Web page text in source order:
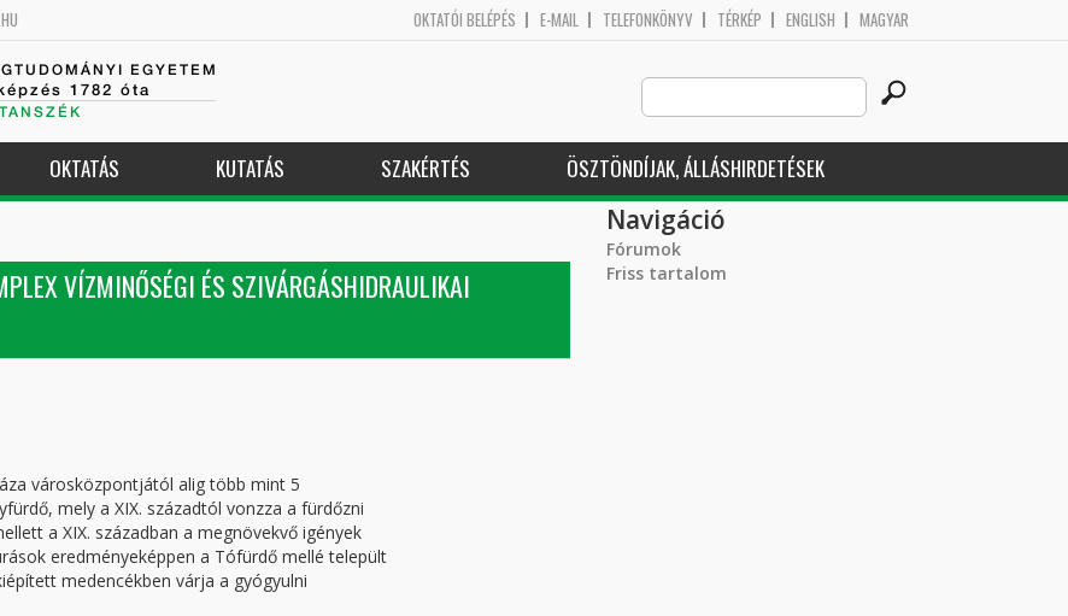
OKTATÓI BELÉPÉS E-MAIL TELEFONKÖNYV TÉRKÉP ENGLISH MAGYAR
EGYETEM
1782 óta
Search
this
site
OKTATÁS KUTATÁS SZAKÉRTÉS ÖSZTÖNDÍJAK, ÁLLÁSHIRDETÉSEK
VÍZMINŐSÉGI ÉS SZIVÁRGÁSHIDRAULIKAI
városközpontjától alig több mint 5
mely a XIX. századtól vonzza a fürdőzni
a XIX. században a megnövekvő igények
eredményeképpen a Tófürdő mellé települt
medencékben várja a gyógyulni
Navigáció
Fórumok
Friss tartalom